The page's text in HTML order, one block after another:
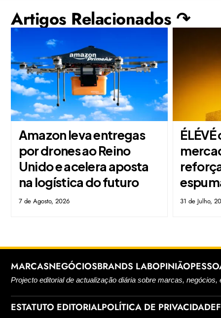
Artigos Relacionados ↷
Amazon leva entregas
por drones ao Reino
Unido e acelera aposta
na logística do futuro
7 de Agosto, 2026 31 de Julho,
MARCASNEGÓCIOSBRANDS LABOPINIÃO
Projecto editorial de actualização diária sobre marcas,
ESTATUTO EDITORIALPOLÍTICA DE PRIVACIDADE